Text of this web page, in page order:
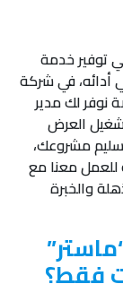
توفير خدمة
أدائه، في شركة
نوفر لك مدير
العرض
مشروعك،
للعمل معنا مع
والخبرة
فقط؟